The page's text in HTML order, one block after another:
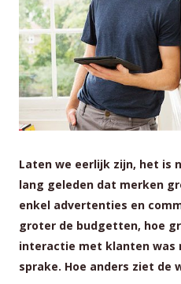
Laten we eerlijk zijn, het is
lang geleden dat merken
enkel advertenties en
groter de budgetten, hoe
interactie met klanten was
sprake. Hoe anders ziet de